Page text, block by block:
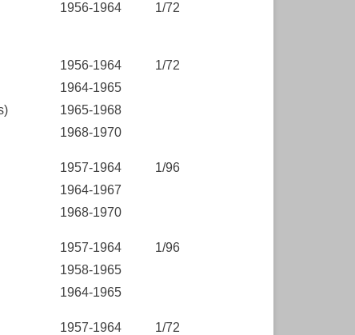
1956-1964 1/72
1956-1964
1964-1965
1965-1968
1968-1970
1/72
1957-1964
1964-1967
1968-1970
1/96
1957-1964
1958-1965
1964-1965
1/96
1957-1964
1/72